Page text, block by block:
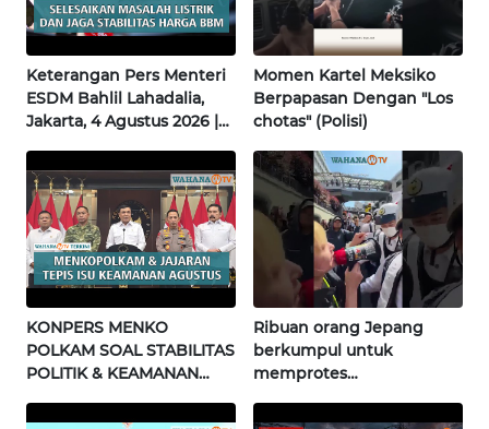
Keterangan Pers Menteri
ESDM Bahlil Lahadalia,
Jakarta, 4 Agustus 2026 |
Momen Kartel Meksiko
Berpapasan Dengan "Los
chotas" (Polisi)
KONPERS MENKO
POLKAM SOAL STABILITAS
POLITIK & KEAMANAN
Terkini
Ribuan orang Jepang
berkumpul untuk
memprotes
pertama di Fujisawa
JATENG
WN
NUSANTARA
WN
JOGJA
WN
JATIM
WN
BALI
KALBAR